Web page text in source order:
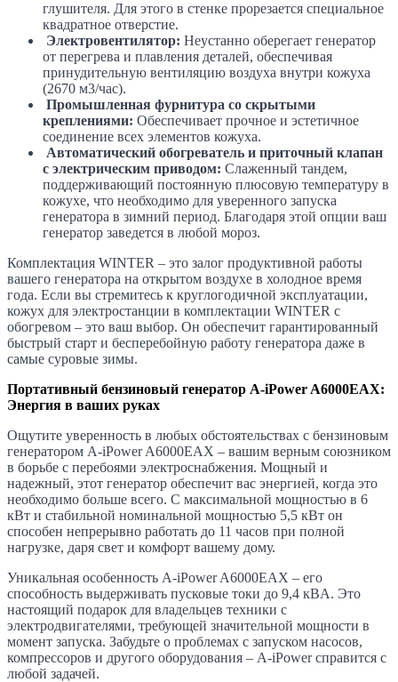
глушителя. Для этого в стенке прорезается специальное
квадратное отверстие.
Электровентилятор: Неустанно оберегает генератор
от перегрева и плавления деталей, обеспечивая
принудительную вентиляцию воздуха внутри кожуха
(2670 м3/час).
Промышленная фурнитура со скрытыми
креплениями: Обеспечивает прочное и эстетичное
соединение всех элементов кожуха.
Автоматический обогреватель и приточный клапан
с электрическим приводом: Слаженный тандем,
поддерживающий постоянную плюсовую температуру в
кожухе, что необходимо для уверенного запуска
генератора в зимний период. Благодаря этой опции ваш
генератор заведется в любой мороз.
Комплектация WINTER – это залог продуктивной работы
вашего генератора на открытом воздухе в холодное время
года. Если вы стремитесь к круглогодичной эксплуатации,
кожух для электростанции в комплектации WINTER с
обогревом – это ваш выбор. Он обеспечит гарантированный
быстрый старт и бесперебойную работу генератора даже в
самые суровые зимы.
Портативный бензиновый генератор A-iPower A6000EAX:
Энергия в ваших руках
Ощутите уверенность в любых обстоятельствах с бензиновым
генератором A-iPower A6000EAX – вашим верным союзником
в борьбе с перебоями электроснабжения. Мощный и
надежный, этот генератор обеспечит вас энергией, когда это
необходимо больше всего. С максимальной мощностью в 6
кВт и стабильной номинальной мощностью 5,5 кВт он
способен непрерывно работать до 11 часов при полной
нагрузке, даря свет и комфорт вашему дому.
Уникальная особенность A-iPower A6000EAX – его
способность выдерживать пусковые токи до 9,4 кВA. Это
настоящий подарок для владельцев техники с
электродвигателями, требующей значительной мощности в
момент запуска. Забудьте о проблемах с запуском насосов,
компрессоров и другого оборудования – A-iPower справится с
любой задачей.